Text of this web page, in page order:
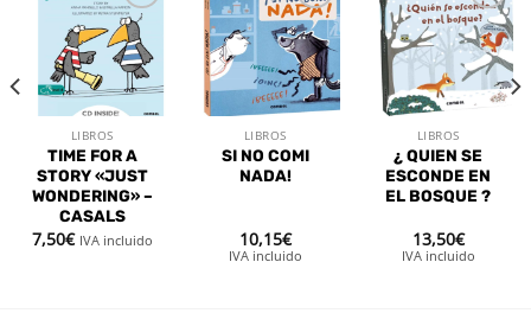
Añadir
a la
lista de
deseos
LIBROS
TIME FOR A
STORY «JUST
WONDERING» –
CASALS
7,50€ IVA incluido
Añadir
a la
lista de
deseos
LIBROS
SI NO COMI
NADA!
10,15€
IVA incluido
Añadir
a la
lista de
deseos
LIBROS
¿ QUIEN SE
ESCONDE EN
EL BOSQUE ?
13,50€
IVA incluido